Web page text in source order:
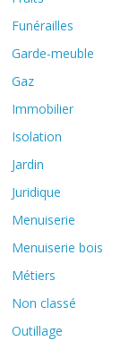
Funérailles
Garde-meuble
Gaz
Immobilier
Isolation
Jardin
Juridique
Menuiserie
Menuiserie bois
Métiers
Non classé
Outillage